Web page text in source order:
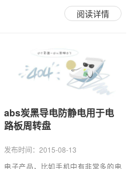
阅读详情
abs炭黑导电防静电用于电
路板周转盘
发布时间：2015-08-13
电子产品，比如手机中有非常多的电